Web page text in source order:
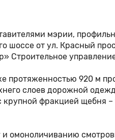
мэрии,
шоссе от ул. Красный
Строительное
протяженностью 920 м
слоев дорожной
фракцией щебня
и омоноличиванию